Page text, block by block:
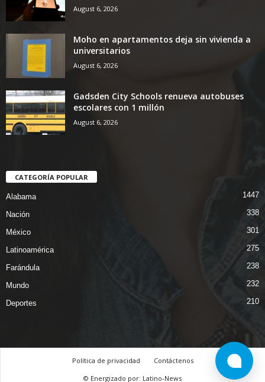
August 6, 2026
Moho en apartamentos deja sin vivienda a
universitarios
August 6, 2026
Gadsden City Schools renueva autobuses
escolares con 1 millón
August 6, 2026
CATEGORÍA POPULAR
Alabama 1447
Nación 338
México 301
Latinoamérica 275
Farándula 238
Mundo 232
Deportes 210
Política de privacidad
Contáctenos
© Energizado por: Latino-News